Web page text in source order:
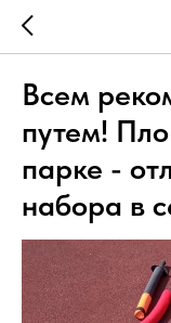
Всем
путем!
парке -
набора в